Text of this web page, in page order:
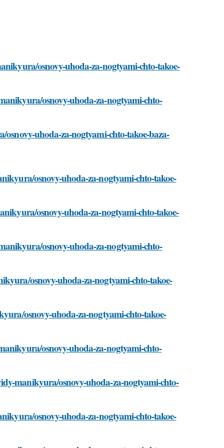
osnovy-uhoda-za-nogtyami-chto-takoe-
osnovy-uhoda-za-nogtyami-chto-
uhoda-za-nogtyami-chto-takoe-baza-
osnovy-uhoda-za-nogtyami-chto-takoe-
osnovy-uhoda-za-nogtyami-chto-takoe-
osnovy-uhoda-za-nogtyami-chto-
osnovy-uhoda-za-nogtyami-chto-takoe-
osnovy-uhoda-za-nogtyami-chto-takoe-
osnovy-uhoda-za-nogtyami-chto-
manikyura/osnovy-uhoda-za-nogtyami-chto-
osnovy-uhoda-za-nogtyami-chto-takoe-